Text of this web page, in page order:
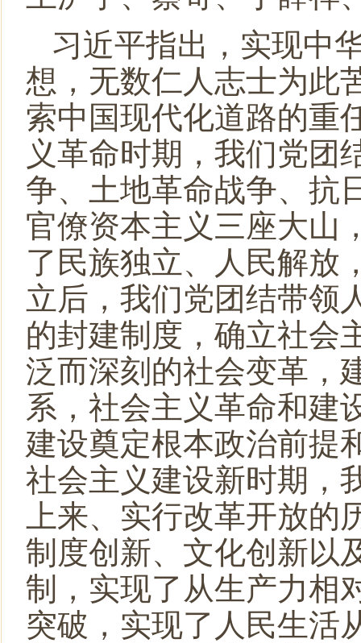
习近平指出，实现中
想，无数仁人志士为此
索中国现代化道路的重
义革命时期，我们党团
争、土地革命战争、抗
官僚资本主义三座大山
了民族独立、人民解放
立后，我们党团结带领
的封建制度，确立社会
泛而深刻的社会变革，
系，社会主义革命和建
建设奠定根本政治前提
社会主义建设新时期，
上来、实行改革开放
制度创新、文化创新以
制，实现了从生产力相
突破，实现了人民生活